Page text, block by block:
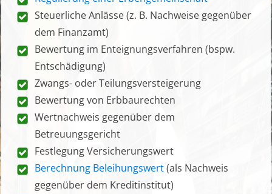
Steuerliche Anlässe (z. B. Nachweise gegenüber
dem Finanzamt)
Bewertung im Enteignungsverfahren (bspw.
Entschädigung)
Zwangs- oder Teilungsversteigerung
Bewertung von Erbbaurechten
Wertnachweis gegenüber dem
Betreuungsgericht
Festlegung Versicherungswert
Berechnung Beleihungswert(als Nachweis
gegenüber dem Kreditinstitut)